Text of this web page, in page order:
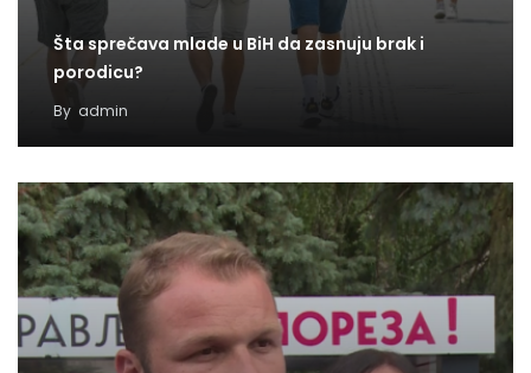
Šta sprečava mlade u BiH da zasnuju brak i
porodicu?
By admin